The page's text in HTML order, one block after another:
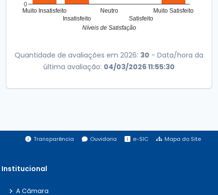
Muito Insatisfeito
Insatisfeito
Neutro
Satisfeito
Muito Satisfeito
0
Níveis de Satisfação
Quantidade de avaliações em 2026: 30 - Data/hora da
última avaliação: 04/03/2026 11:55:30
Transparência Ouvidoria e-SIC Mapa do Site
Institucional
A Câmara